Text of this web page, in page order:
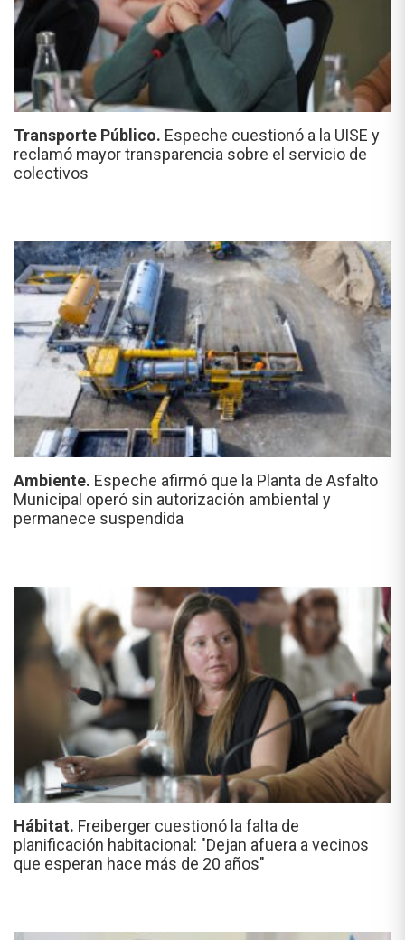
Transporte Público. Espeche cuestionó a la UISE y
reclamó mayor transparencia sobre el servicio de
colectivos
Ambiente. Espeche afirmó que la Planta de Asfalto
Municipal operó sin autorización ambiental y
permanece suspendida
Hábitat. Freiberger cuestionó la falta de
planificación habitacional: "Dejan afuera a vecinos
que esperan hace más de 20 años"